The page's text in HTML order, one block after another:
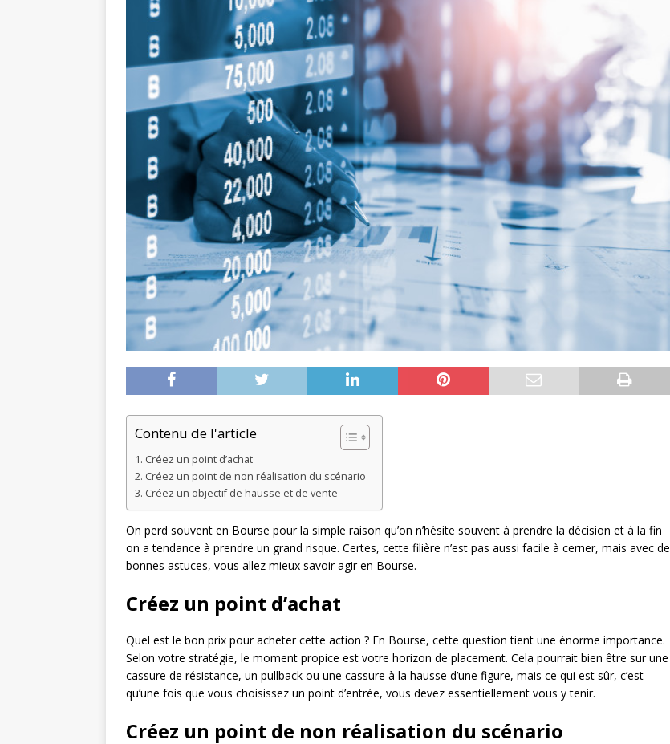
Contenu de l'article
Créez un point d’achat
Créez un point de non réalisation du scénario
Créez un objectif de hausse et de vente
On perd souvent en Bourse pour la simple raison qu’on n’hésite souvent à prendre la décision et à la fin
on a tendance à prendre un grand risque. Certes, cette filière n’est pas aussi facile à cerner, mais avec de
bonnes astuces, vous allez mieux savoir agir en Bourse.
Créez un point d’achat
Quel est le bon prix pour acheter cette action ? En Bourse, cette question tient une énorme importance.
Selon votre stratégie, le moment propice est votre horizon de placement. Cela pourrait bien être sur une
cassure de résistance, un pullback ou une cassure à la hausse d’une figure, mais ce qui est sûr, c’est
qu’une fois que vous choisissez un point d’entrée, vous devez essentiellement vous y tenir.
Créez un point de non réalisation du scénario